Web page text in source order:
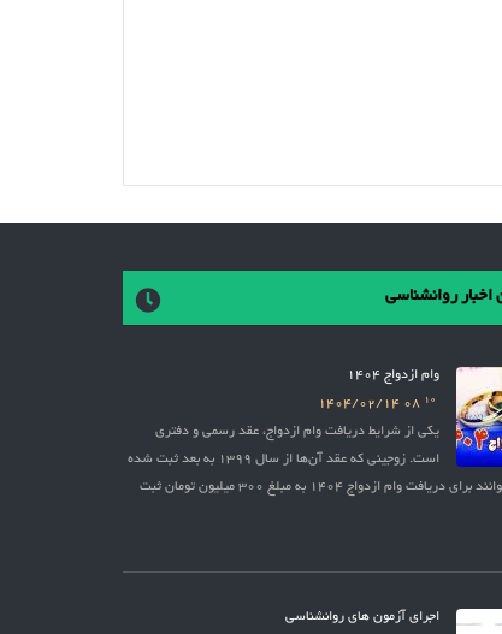
اخبار روانشناسی
وام ازدواج 1404
10
1404/02/14
یکی از شرایط دریافت وام ازدواج، عقد رسمی و دفتری
است. زوجینی که عقد آن‌ها از سال 1399 به بعد ثبت شده
باشد، می‌توانند برای دریافت وام ازدواج 1404 به مبلغ 300 میلیون تومان ثبت
اجرای آزمون های روانشناسی